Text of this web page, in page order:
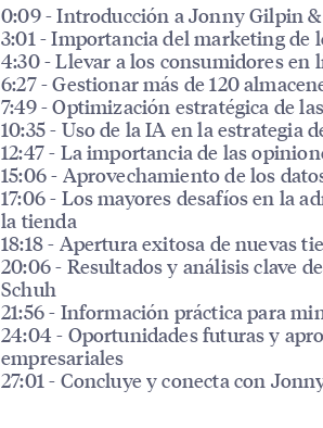
0:09 - Introducción a Jonny Gilpin
3:01 - Importancia del marketing de
4:30 - Llevar a los consumidores en
6:27 - Gestionar más de 120
7:49 - Optimización estratégica de
10:35 - Uso de la IA en la estrategia
12:47 - La importancia de las
15:06 - Aprovechamiento de los
17:06 - Los mayores desafíos en la
la tienda
18:18 - Apertura exitosa de nuevas
20:06 - Resultados y análisis clave
Schuh
21:56 - Información práctica para
24:04 - Oportunidades futuras y
empresariales
27:01 - Concluye y conecta con